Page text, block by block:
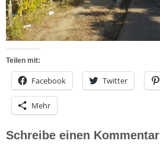
Teilen mit:
Facebook Twitter
Mehr
Schreibe einen Kommentar